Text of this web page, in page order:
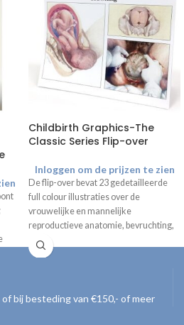
Childbirth Graphics-The
Classic Series Flip-over
Inloggen om de prijzen te zien
De flip-over bevat 23 gedetailleerde
full colour illustraties over de
vrouwelijke en mannelijke
reproductieve anatomie, bevruchting,
ontwikkeling van de foetus,
veranderingen tijdens de
onderzijde kan zo worden gevouwen
bij besteding van €150,- of meer